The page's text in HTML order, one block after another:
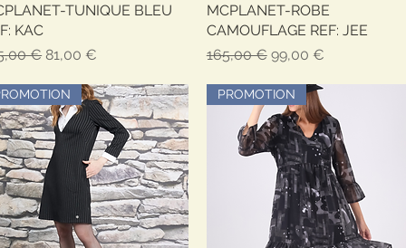
Aperçu rapide
TUNIQUE BLEU
KAC
original
€ Prix promotionnel
81,00 €
Aperçu rapide
MCPLANET-ROBE
CAMOUFLAGE REF: JEE
Prix original
165,00 € Prix promotionnel
99,00 €
PROMOTION